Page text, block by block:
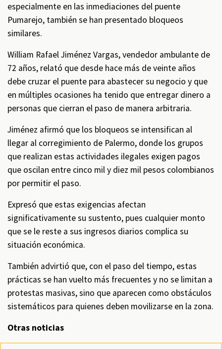
especialmente en las inmediaciones del puente
Pumarejo, también se han presentado bloqueos
similares.
William Rafael Jiménez Vargas, vendedor ambulante de
72 años, relató que desde hace más de veinte años
debe cruzar el puente para abastecer su negocio y que
en múltiples ocasiones ha tenido que entregar dinero a
personas que cierran el paso de manera arbitraria.
Jiménez afirmó que los bloqueos se intensifican al
llegar al corregimiento de Palermo, donde los grupos
que realizan estas actividades ilegales exigen pagos
que oscilan entre cinco mil y diez mil pesos colombianos
por permitir el paso.
Expresó que estas exigencias afectan
significativamente su sustento, pues cualquier monto
que se le reste a sus ingresos diarios complica su
situación económica.
También advirtió que, con el paso del tiempo, estas
prácticas se han vuelto más frecuentes y no se limitan a
protestas masivas, sino que aparecen como obstáculos
sistemáticos para quienes deben movilizarse en la zona.
Otras noticias